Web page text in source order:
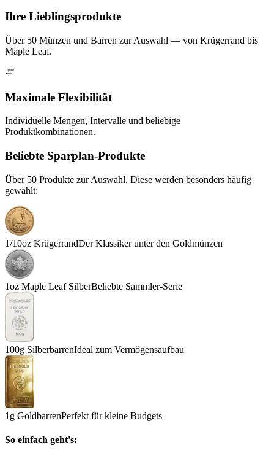
Ihre Lieblingsprodukte
Über 50 Münzen und Barren zur Auswahl — von Krügerrand bis
Maple Leaf.
Maximale Flexibilität
Individuelle Mengen, Intervalle und beliebige
Produktkombinationen.
Beliebte Sparplan-Produkte
Über 50 Produkte zur Auswahl. Diese werden besonders häufig
gewählt:
1/10oz KrügerrandDer Klassiker unter den Goldmünzen
1oz Maple Leaf SilberBeliebte Sammler-Serie
100g SilberbarrenIdeal zum Vermögensaufbau
1g GoldbarrenPerfekt für kleine Budgets
So einfach geht's: